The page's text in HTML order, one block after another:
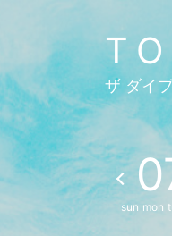
ザ ダイ
sun mon